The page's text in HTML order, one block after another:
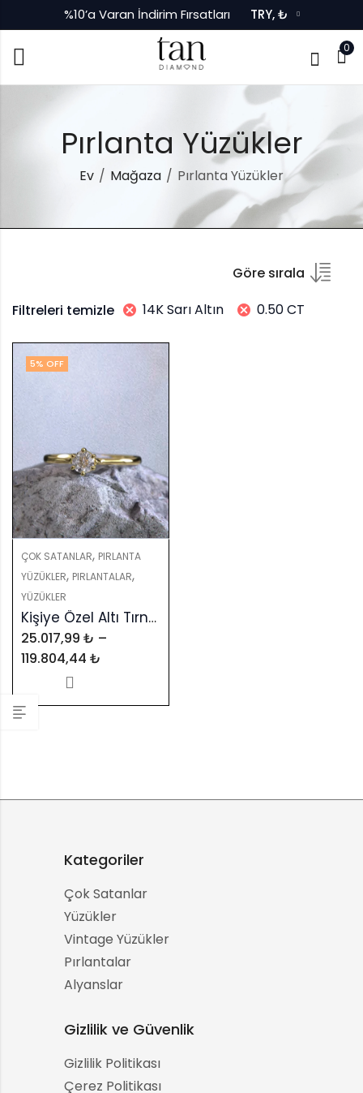
%10’a Varan İndirim Fırsatları TRY, ₺
0
Pırlanta Yüzükler
Ev Mağaza Pırlanta Yüzükler
Göre sırala
Filtreleri temizle
14K Sarı Altın 0.50 CT
5% OFF
ÇOK SATANLAR, PIRLANTA
YÜZÜKLER, PIRLANTALAR,
YÜZÜKLER
Kişiye Özel Altı Tırnak Klasik Tektaş Yüzük – GIA & HRD Sertifikalı
25.017,99 ₺ –
119.804,44 ₺
Kategoriler
Çok Satanlar
Yüzükler
Vintage Yüzükler
Pırlantalar
Alyanslar
Gizlilik ve Güvenlik
Gizlilik Politikası
Çerez Politikası